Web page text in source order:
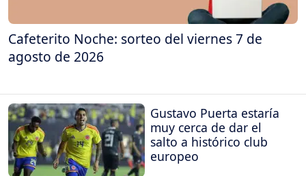
Cafeterito Noche: sorteo del viernes 7 de
agosto de 2026
Gustavo Puerta estaría
muy cerca de dar el
salto a histórico club
europeo